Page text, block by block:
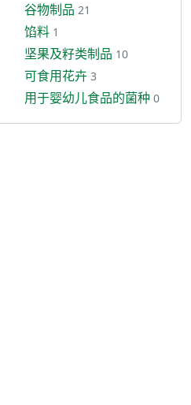
谷物制品 21
馅料 1
坚果及籽类制品 10
可食用花卉 3
用于婴幼儿食品的菌种 0